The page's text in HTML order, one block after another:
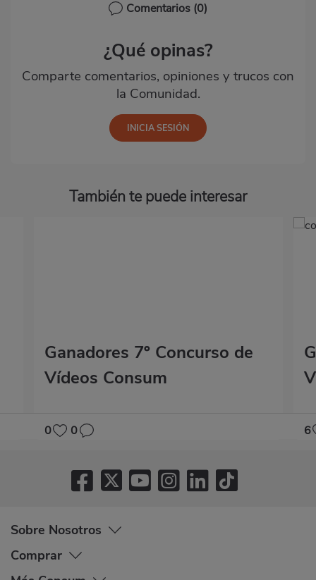
Comentarios (0)
¿Qué opinas?
Comparte comentarios, opiniones y trucos con
la Comunidad.
También te puede interesar
Ganadores 7º Concurso de
Vídeos Consum
0 0 6
Sobre Nosotros
Comprar